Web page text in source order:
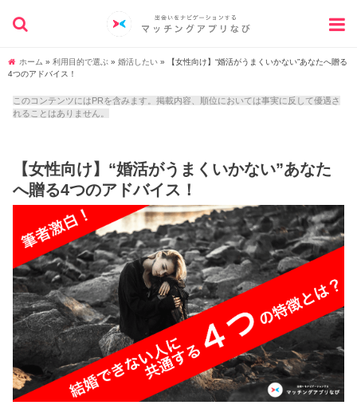
ホーム » 利用目的で選ぶ » 婚活したい » 【女性向け】“婚活がうまくいかない”あなたへ贈る
4つのアドバイス！
このコンテンツにはPRを含みます。掲載内容、順位においては事実に反して優遇さ
れることはありません。
【女性向け】“婚活がうまくいかない”あなた
へ贈る4つのアドバイス！